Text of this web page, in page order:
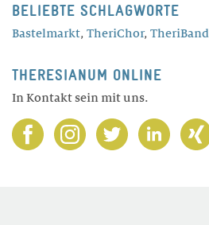
BELIEBTE SCHLAGWORTE
Bastelmarkt, TheriChor, TheriBand
THERESIANUM ONLINE
In Kontakt sein mit uns.